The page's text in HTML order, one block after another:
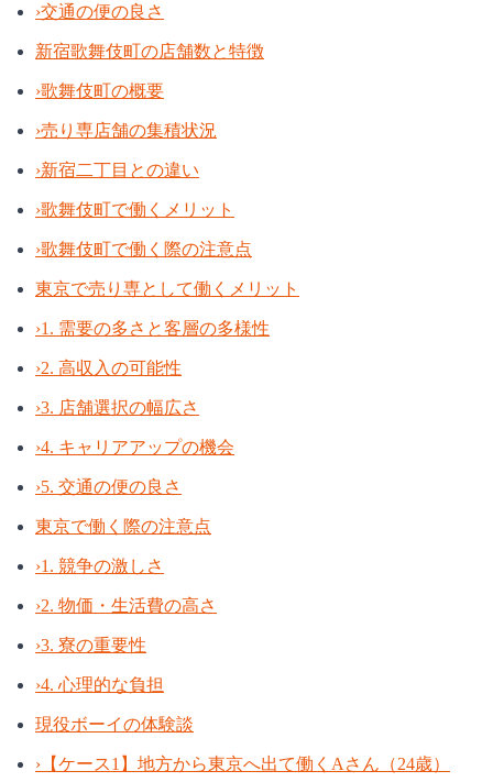
›交通の便の良さ
新宿歌舞伎町の店舗数と特徴
›歌舞伎町の概要
›売り専店舗の集積状況
›新宿二丁目との違い
›歌舞伎町で働くメリット
›歌舞伎町で働く際の注意点
東京で売り専として働くメリット
›1. 需要の多さと客層の多様性
›2. 高収入の可能性
›3. 店舗選択の幅広さ
›4. キャリアアップの機会
›5. 交通の便の良さ
東京で働く際の注意点
›1. 競争の激しさ
›2. 物価・生活費の高さ
›3. 寮の重要性
›4. 心理的な負担
現役ボーイの体験談
› 【ケース1】地方から東京へ出て働くAさん（24歳）